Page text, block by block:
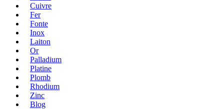
Cuivre
Fer
Fonte
Inox
Laiton
Or
Palladium
Platine
Plomb
Rhodium
Zinc
Blog